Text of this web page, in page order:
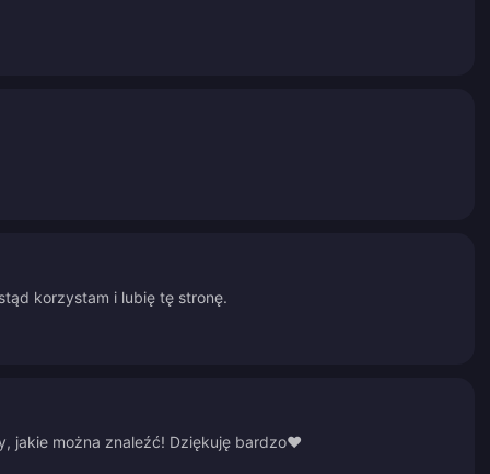
korzystam i lubię tę stronę.
jakie można znaleźć! Dziękuję bardzo❤️